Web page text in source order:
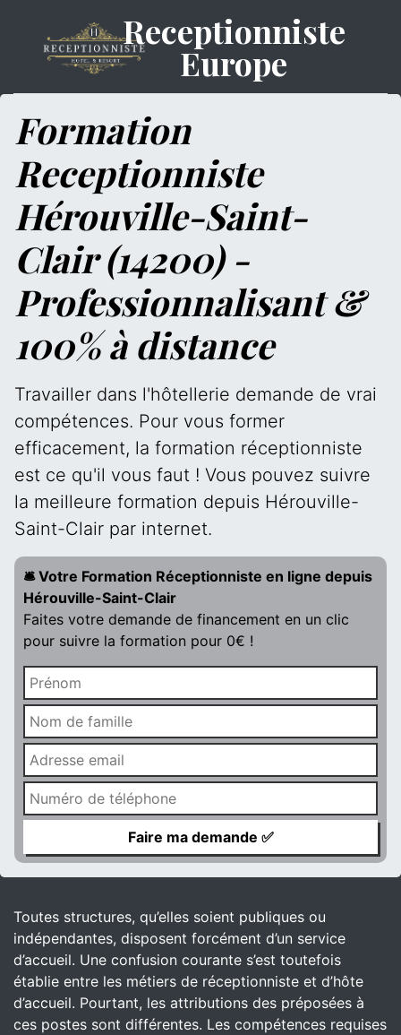
Receptionniste
Europe
Formation
Receptionniste
Hérouville-Saint-
Clair (14200) -
Professionnalisant &
100% à distance
Travailler dans l'hôtellerie demande de vrai
compétences. Pour vous former
efficacement, la formation réceptionniste
est ce qu'il vous faut ! Vous pouvez suivre
la meilleure formation depuis Hérouville-
Saint-Clair par internet.
🛎️ Votre Formation Réceptionniste en ligne depuis
Hérouville-Saint-Clair
Faites votre demande de financement en un clic
pour suivre la formation pour 0€ !
Toutes structures, qu’elles soient publiques ou
indépendantes, disposent forcément d’un service
d’accueil. Une confusion courante s’est toutefois
établie entre les métiers de réceptionniste et d’hôte
d’accueil. Pourtant, les attributions des préposées à
ces postes sont différentes. Les compétences requises